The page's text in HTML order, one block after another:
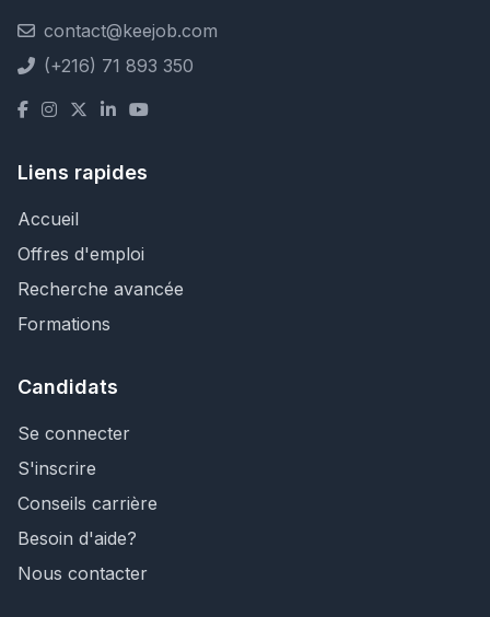
contact@keejob.com
(+216) 71 893 350
Liens rapides
Accueil
Offres d'emploi
Recherche avancée
Formations
Candidats
Se connecter
S'inscrire
Conseils carrière
Besoin d'aide?
Nous contacter